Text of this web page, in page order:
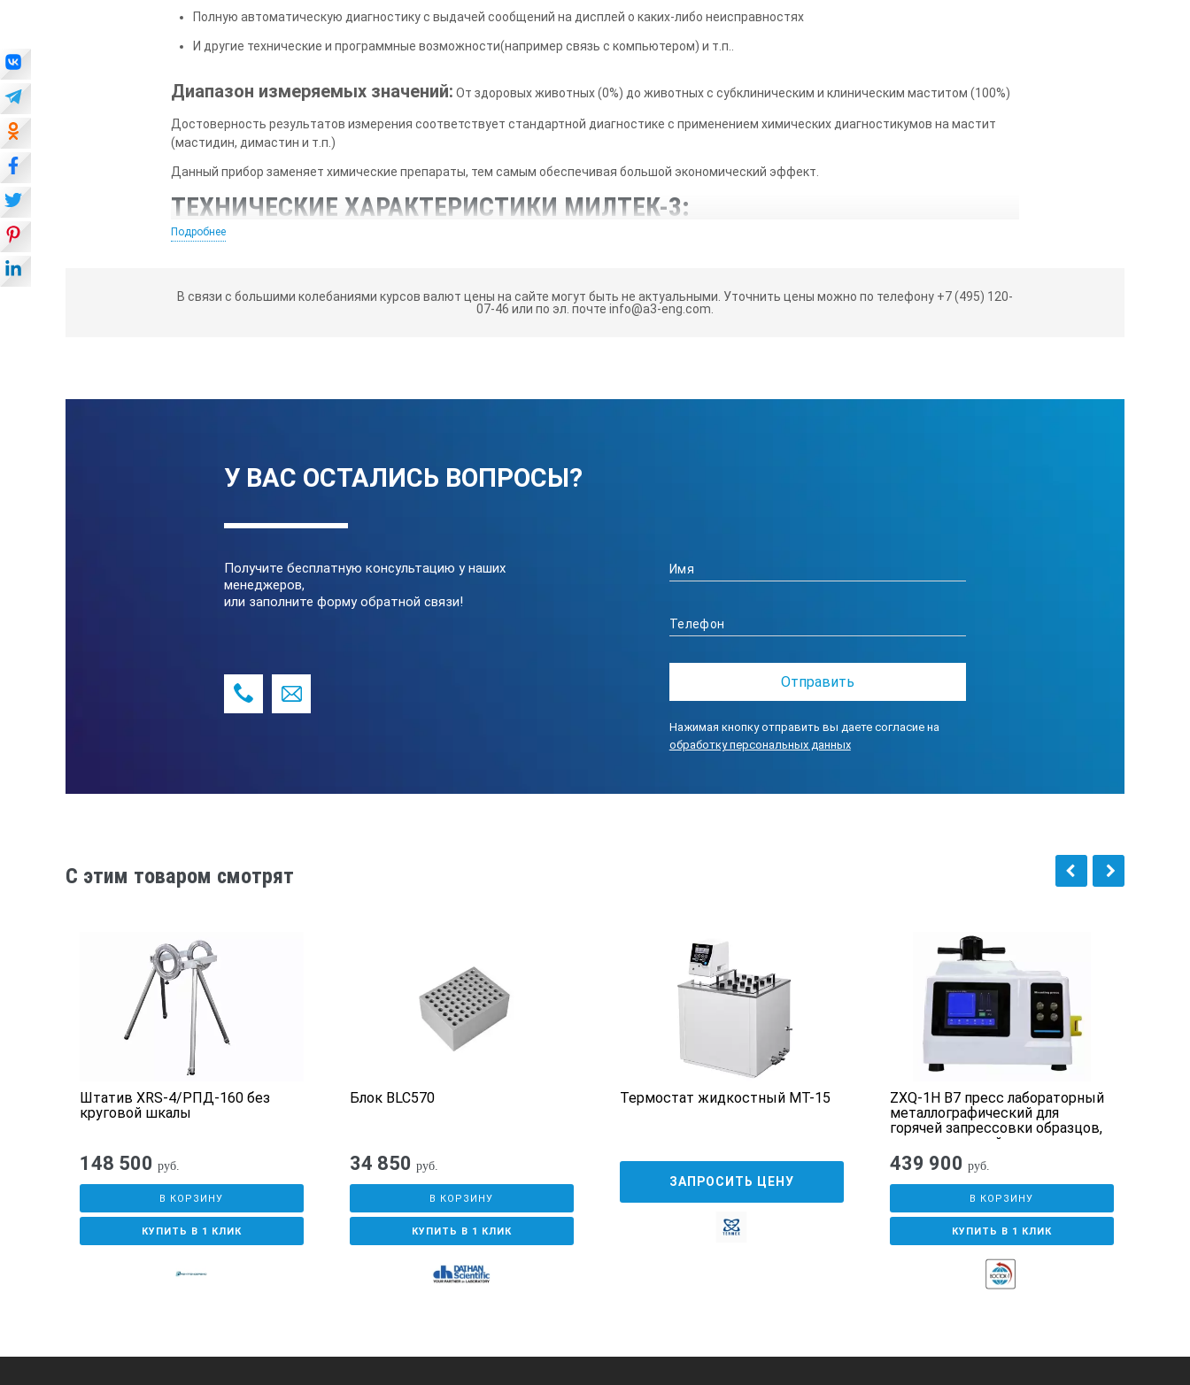
Полную автоматическую диагностику с выдачей сообщений на дисплей о каких-либо неисправностях
И другие технические и программные возможности(например связь с компьютером) и т.п..
Диапазон измеряемых значений: От здоровых животных (0%) до животных с субклиническим и клиническим маститом (100%)
Достоверность результатов измерения соответствует стандартной диагностике с применением химических диагностикумов на мастит
(мастидин, димастин и т.п.)
Данный прибор заменяет химические препараты, тем самым обеспечивая большой экономический эффект.
ТЕХНИЧЕСКИЕ ХАРАКТЕРИСТИКИ МИЛТЕК-3:
Время измерения (среднее) 5-10 сек.
Размеры
Подробнее
В связи с большими колебаниями курсов валют цены на сайте могут быть не актуальными. Уточнить цены можно по телефону +7 (495) 120-
07-46 или по эл. почте info@a3-eng.com.
У ВАС ОСТАЛИСЬ ВОПРОСЫ?
Получите бесплатную консультацию у наших
менеджеров,
или заполните форму обратной связи!
Нажимая кнопку отправить вы даете согласие на
обработку персональных данных
C этим товаром смотрят
Штатив XRS-4/РПД-160 без
круговой шкалы
148 500 руб.
В КОРЗИНУ
КУПИТЬ В 1 КЛИК
Блок BLC570
34 850 руб.
В КОРЗИНУ
КУПИТЬ В 1 КЛИК
Термостат жидкостный МТ-15
ЗАПРОСИТЬ ЦЕНУ
ZXQ-1H B7 пресс лабораторный
металлографический для
горячей запрессовки образцов,
автоматический, с водяным
охлаждением
439 900 руб.
В КОРЗИНУ
КУПИТЬ В 1 КЛИК